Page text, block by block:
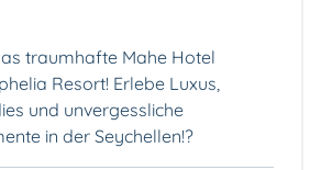
traumhafte Mahe Hotel
Resort! Erlebe Luxus,
und unvergessliche
in der Seychellen!?